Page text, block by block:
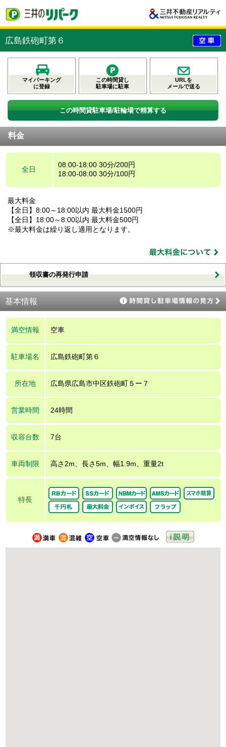
広島鉄砲町第６
マイパーキング
に登録
この時間貸し
駐車場に駐車
URLを
メールで送る
この時間貸駐車場/駐輪場で精算する
料金
全日
08:00-18:00 30分/200円
18:00-08:00 30分/100円
最大料金
【全日】8:00～18:00以内 最大料金1500円
【全日】18:00～8:00以内 最大料金500円
※最大料金は繰り返し適用となります。
領収書の再発行申請
基本情報
満空情報 空車
駐車場名 広島鉄砲町第６
所在地 広島県広島市中区鉄砲町５ー７
営業時間 24時間
収容台数 7台
車両制限 高さ2m、長さ5m、幅1.9m、重量2t
特長